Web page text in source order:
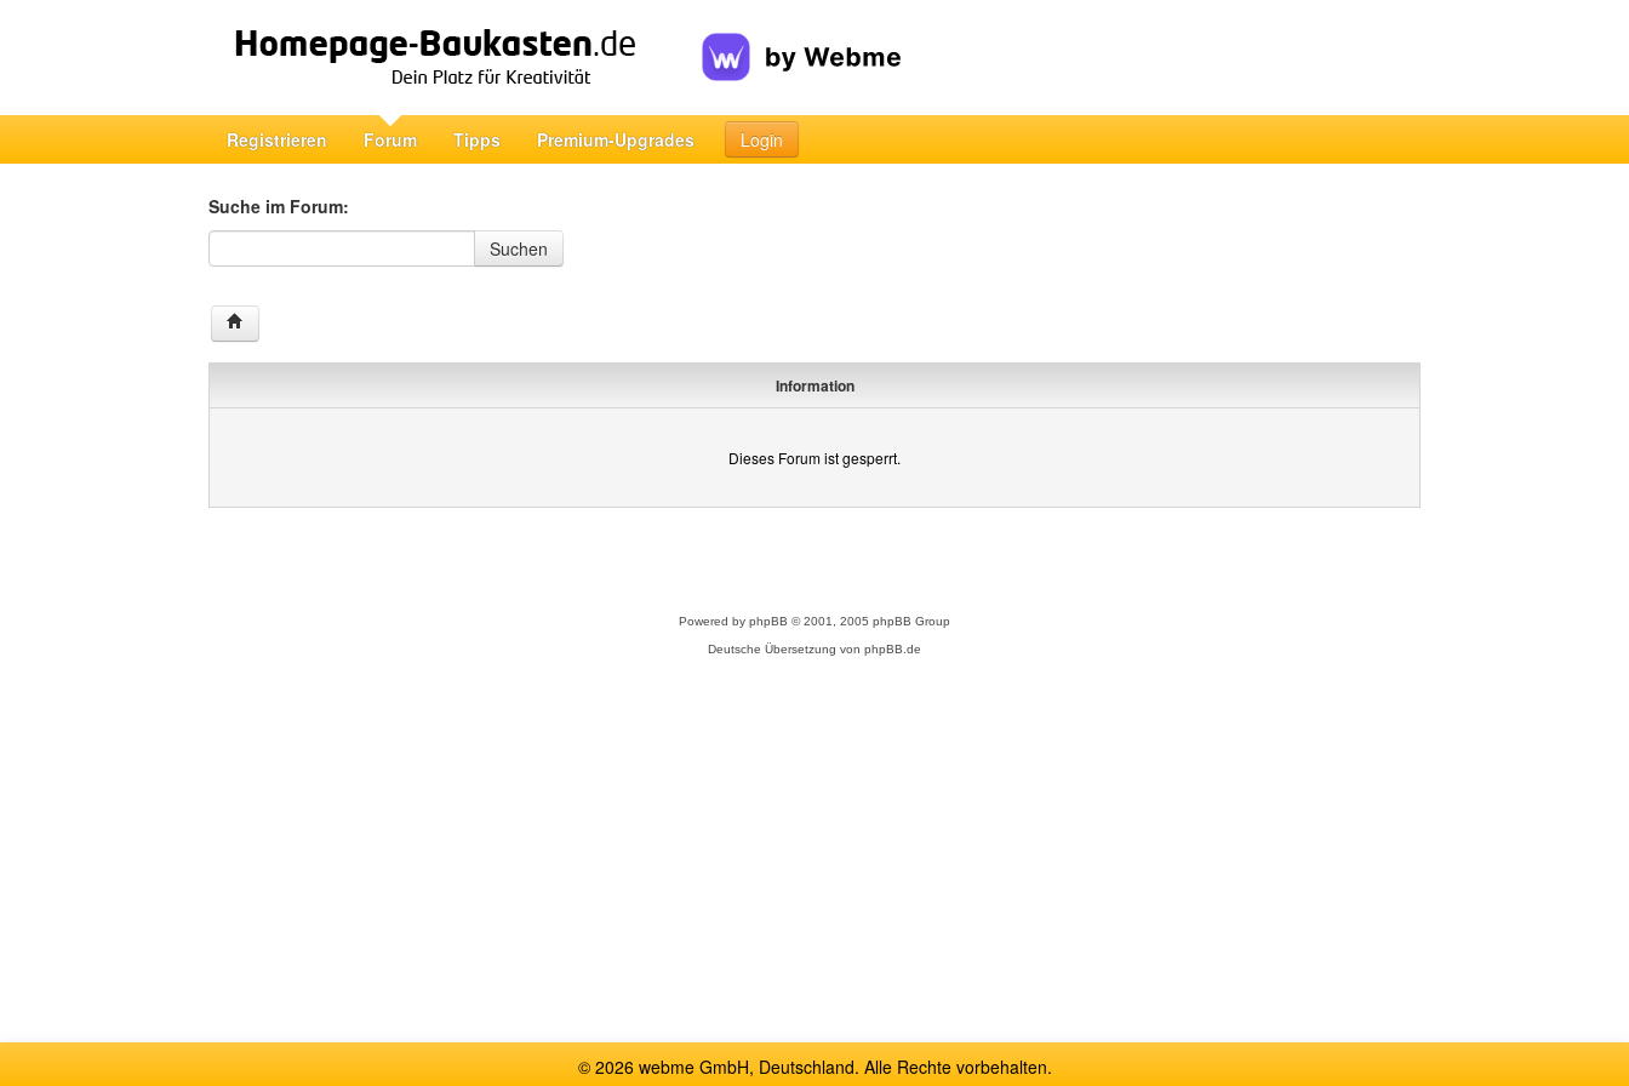
Registrieren Forum Tipps Premium-Upgrades Login
Suche im Forum:
Suche im Forum
Suchen
Information
Dieses Forum ist gesperrt.
Powered by phpBB © 2001, 2005 phpBB Group
Deutsche Übersetzung von phpBB.de
© 2026 webme GmbH, Deutschland. Alle Rechte vorbehalten.